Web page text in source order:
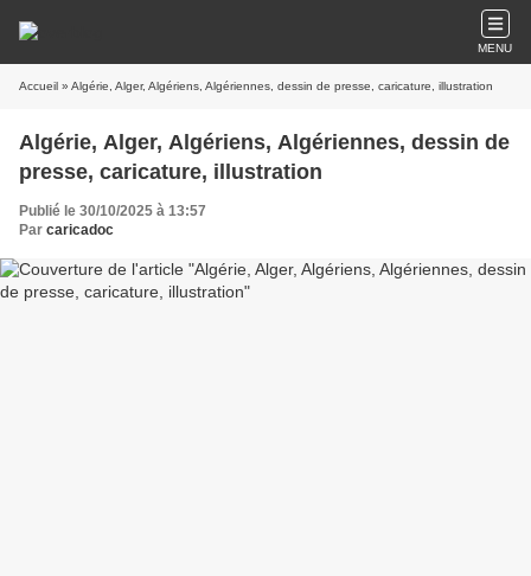
MENU
Accueil » Algérie, Alger, Algériens, Algériennes, dessin de presse, caricature, illustration
Algérie, Alger, Algériens, Algériennes, dessin de
presse, caricature, illustration
Publié le 30/10/2025 à 13:57
Par caricadoc